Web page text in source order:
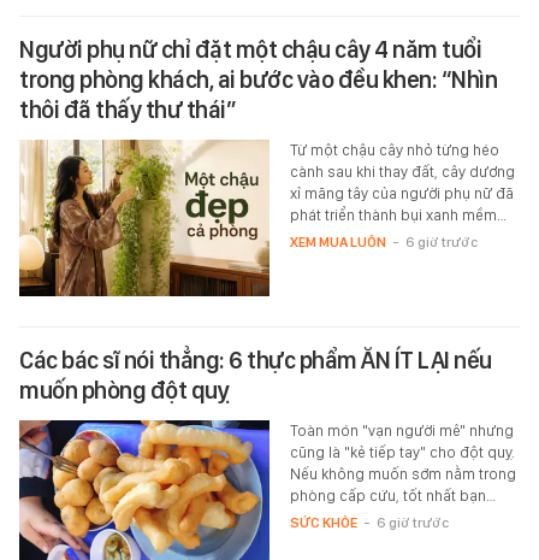
Người phụ nữ chỉ đặt một chậu cây 4 năm tuổi
trong phòng khách, ai bước vào đều khen: “Nhìn
thôi đã thấy thư thái”
Từ một chậu cây nhỏ từng héo
cành sau khi thay đất, cây dương
xỉ măng tây của người phụ nữ đã
phát triển thành bụi xanh mềm…
XEM MUA LUÔN - 6 giờ trước
Các bác sĩ nói thẳng: 6 thực phẩm ĂN ÍT LẠI nếu
muốn phòng đột quỵ
Toàn món "vạn người mê" nhưng
cũng là "kẻ tiếp tay" cho đột quỵ.
Nếu không muốn sớm nằm trong
phòng cấp cứu, tốt nhất bạn…
SỨC KHỎE - 6 giờ trước